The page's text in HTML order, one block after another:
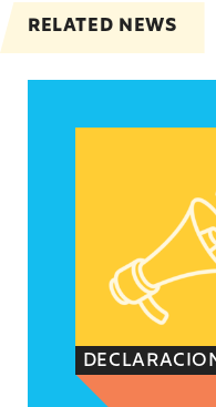
RELATED NEWS